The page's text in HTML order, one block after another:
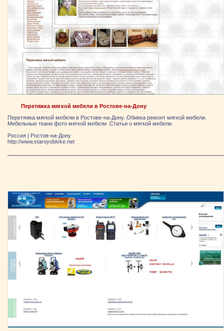
Перетяжка мягкой мебели в Ростове-на-Дону
Перетяжка мягкой мебели в Ростове-на-Дону. Обивка ремонт мягкой мебели.
Мебельные ткани фото мягкой мебели .Статьи о мягкой мебели.
Россия | Ростов-на-Дону
http://www.staroyobivke.net